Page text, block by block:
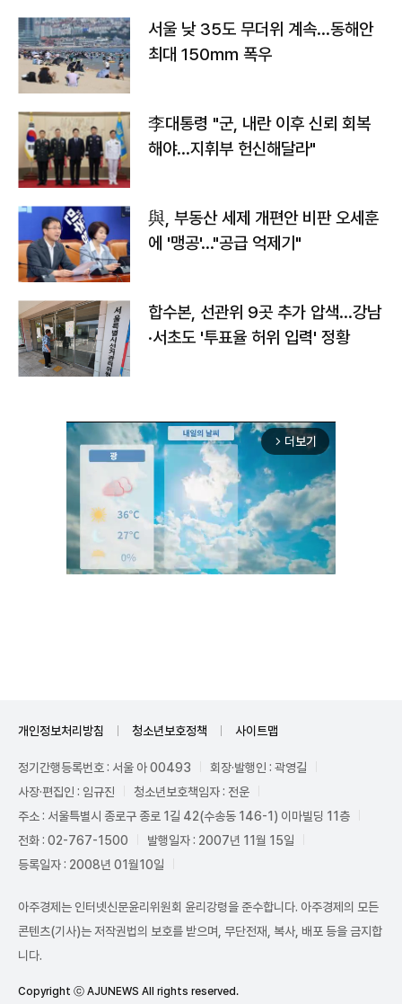
서울 낮 35도 무더위 계속…동해안
최대 150㎜ 폭우
李대통령 "군, 내란 이후 신뢰 회복
해야…지휘부 헌신해달라"
與, 부동산 세제 개편안 비판 오세훈
에 '맹공'…"공급 억제기"
합수본, 선관위 9곳 추가 압색…강남
·서초도 '투표율 허위 입력' 정황
arrow_forward_ios 더보기
개인정보처리방침 청소년보호정책 사이트맵
정기간행등록번호 : 서울 아 00493
회장·발행인 : 곽영길
사장·편집인 : 임규진
청소년보호책임자 : 전운
주소 : 서울특별시 종로구 종로 1길 42(수송동 146-1) 이마빌딩 11층
전화 : 02-767-1500
발행일자 : 2007년 11월 15일
등록일자 : 2008년 01월10일
아주경제는 인터넷신문윤리위원회 윤리강령을 준수합니다. 아주경제의 모든
콘텐츠(기사)는 저작권법의 보호를 받으며, 무단전재, 복사, 배포 등을 금지합
니다.
Copyright ⓒ AJUNEWS All rights reserved.